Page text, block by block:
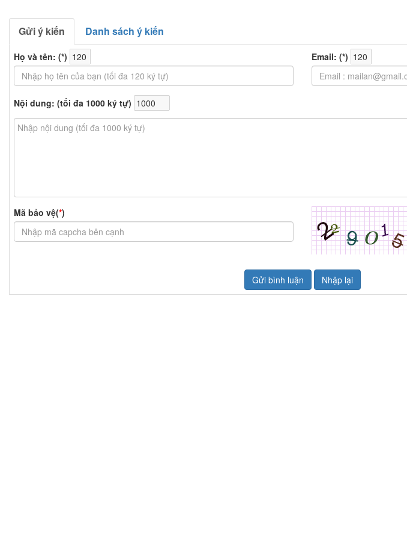
Gửi ý kiến Danh sách ý kiến
Họ và tên: (*) Email: (*)
Nội dung: (tối đa 1000 ký tự)
Mã bảo vệ(*)